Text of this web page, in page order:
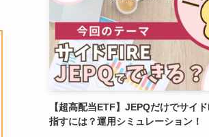
【超高配当ETF】JEPQだけでサイ
指すには？運用シミュレーション！